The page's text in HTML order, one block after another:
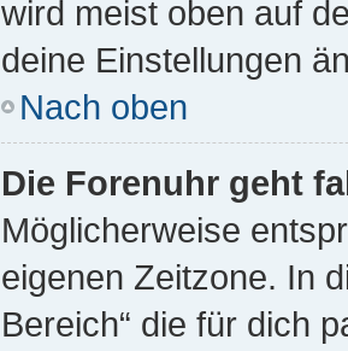
wird meist oben auf
deine Einstellungen
Nach oben
Die Forenuhr geht
Möglicherweise
eigenen Zeitzone. In
Bereich“ die für dich